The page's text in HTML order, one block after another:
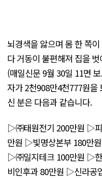
뇌경색을 앓으며 몸 한 쪽
다 거동이 불편해져 집을
(매일신문 9월 30일 11면
자가 2천908만4천777원을
신 분은 다음과 같습니다.
▷㈜태원전기 200만원 ▷
만원 ▷빛명상본부 180만
▷㈜일지테크 100만원 ▷
비인후과 80만원 ▷신라공